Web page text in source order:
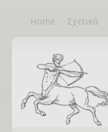
Home Σχετικά